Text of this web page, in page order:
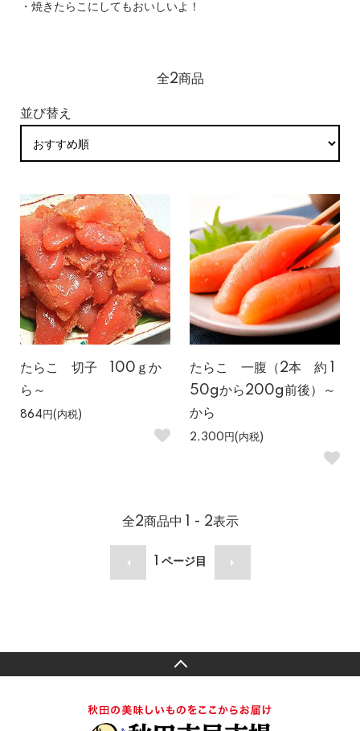
・焼きたらこにしてもおいしいよ！
全2商品
並び替え
たらこ 切子 100ｇか
ら～
864円(内税)
たらこ 一腹（2本 約 1
50gから200g前後）～
から
2,300円(内税)
全2商品中 1 - 2表示
1 ページ目